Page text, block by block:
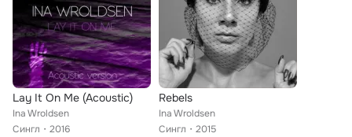
Lay It On Me (Acoustic)
Ina Wroldsen
Сингл
2016
Rebels
Ina Wroldsen
Сингл
2015